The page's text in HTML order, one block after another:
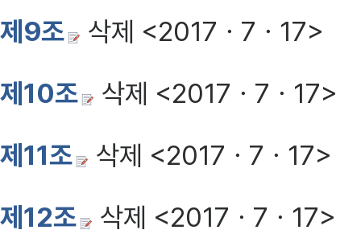
제9조
삭제 <2017ㆍ7ㆍ17>
제10조
삭제 <2017ㆍ7ㆍ17>
제11조
삭제 <2017ㆍ7ㆍ17>
제12조
삭제 <2017ㆍ7ㆍ17>